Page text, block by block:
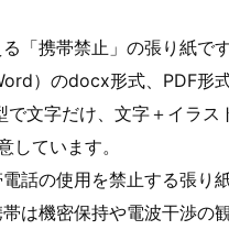
「携帯禁止」の張り紙で
）のdocx形式、PDF形
で文字だけ、文字＋イラス
しています。
話の使用を禁止する張り
は機密保持や電波干渉の